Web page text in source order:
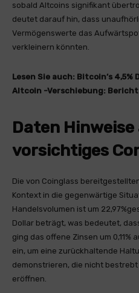
sobald Altcoins signifikant
deutet darauf hin, dass
Vermögenswerte das
verkleinern könnten.
Lesen Sie auch: Bitcoin’s 4,5%
Altcoin -Verschiebung: Bericht
Daten
vorsichtiges
Die von Coinglass
Kontext in die gegenwärtige
Handelsvolumen ist um
Dollar beträgt, was bedeutet,
ging das offene Zinsen um 0,11%
ein, um eine zurückhaltende
demonstrieren, die nicht
eröffnen.